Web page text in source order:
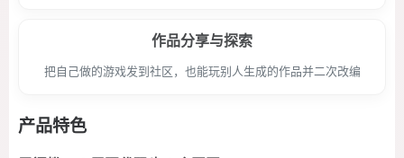
作品分享与探索
把自己做的游戏发到社区，也能玩别人生成的作品并二次改编
产品特色